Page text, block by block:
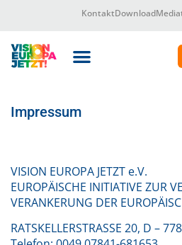
KontaktDownload
Impressum
VISION EUROPA JETZT e.V.
EUROPÄISCHE INITIATIVE ZUR
VERANKERUNG DER
RATSKELLERSTRASSE 20, D –